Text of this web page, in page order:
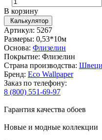
В корзину
Калькулятор
Артикул: 5267
Размеры: 0,53*10м
Основа: Флизелин
Покрытие: Флизелин
Страна производства:
Бренд: Eco Wallpaper
Заказ по телефону:
8 (800) 551-69-97
Гарантия качества обоев
Новые и модные коллекции